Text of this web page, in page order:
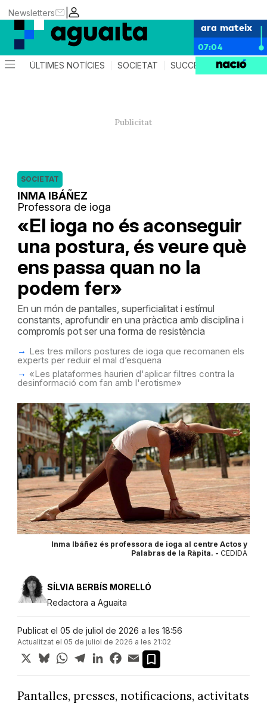
|
Newsletters
ara mateix
07:04
ÚLTIMES NOTÍCIES SOCIETAT SUCCESSOS AGENDA
INMA IBÁÑEZ
Professora de ioga
«El ioga no és aconseguir
una postura, és veure què
ens passa quan no la
podem fer»
SOCIETAT
En un món de pantalles, superficialitat i estímul
constants, aprofundir en una pràctica amb disciplina i
compromís pot ser una forma de resistència
Les tres millors postures de ioga que recomanen els
experts per reduir el mal d’esquena
«Les plataformes haurien d'aplicar filtres contra la
desinformació com fan amb l'erotisme»
Inma Ibáñez és professora de ioga al centre Actos y
Palabras de la Ràpita. - CEDIDA
SÍLVIA BERBÍS MORELLÓ
Redactora a Aguaita
Publicat el 05 de juliol de 2026 a les 18:56
Actualitzat el 05 de juliol de 2026 a les 21:02
X BlueskyWhatsApp
TelegramLinkedInFacebook
Email
Pantalles, presses, notificacions, activitats